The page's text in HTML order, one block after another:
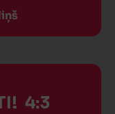
4:3